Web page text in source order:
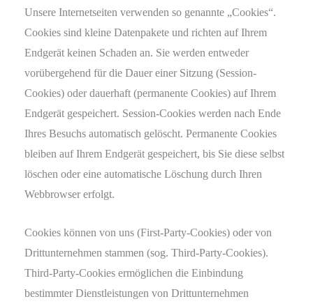
Unsere Internetseiten verwenden so genannte „Cookies“.
Cookies sind kleine Datenpakete und richten auf Ihrem
Endgerät keinen Schaden an. Sie werden entweder
vorübergehend für die Dauer einer Sitzung (Session-
Cookies) oder dauerhaft (permanente Cookies) auf Ihrem
Endgerät gespeichert. Session-Cookies werden nach Ende
Ihres Besuchs automatisch gelöscht. Permanente Cookies
bleiben auf Ihrem Endgerät gespeichert, bis Sie diese selbst
löschen oder eine automatische Löschung durch Ihren
Webbrowser erfolgt.
Cookies können von uns (First-Party-Cookies) oder von
Drittunternehmen stammen (sog. Third-Party-Cookies).
Third-Party-Cookies ermöglichen die Einbindung
bestimmter Dienstleistungen von Drittunternehmen